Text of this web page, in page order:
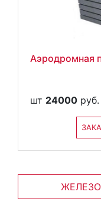
Аэродромная
шт 24000 руб.